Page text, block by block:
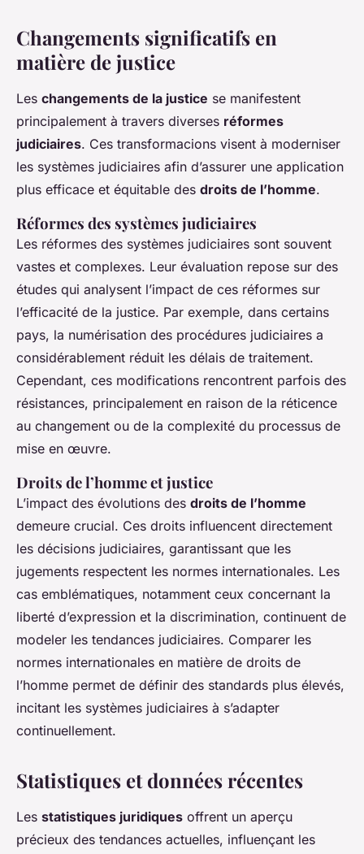
Changements significatifs en
matière de justice
Les changements de la justice se manifestent
principalement à travers diverses réformes
judiciaires. Ces transformacions visent à moderniser
les systèmes judiciaires afin d’assurer une application
plus efficace et équitable des droits de l’homme.
Réformes des systèmes judiciaires
Les réformes des systèmes judiciaires sont souvent
vastes et complexes. Leur évaluation repose sur des
études qui analysent l’impact de ces réformes sur
l’efficacité de la justice. Par exemple, dans certains
pays, la numérisation des procédures judiciaires a
considérablement réduit les délais de traitement.
Cependant, ces modifications rencontrent parfois des
résistances, principalement en raison de la réticence
au changement ou de la complexité du processus de
mise en œuvre.
Droits de l’homme et justice
L’impact des évolutions des droits de l’homme
demeure crucial. Ces droits influencent directement
les décisions judiciaires, garantissant que les
jugements respectent les normes internationales. Les
cas emblématiques, notamment ceux concernant la
liberté d’expression et la discrimination, continuent de
modeler les tendances judiciaires. Comparer les
normes internationales en matière de droits de
l’homme permet de définir des standards plus élevés,
incitant les systèmes judiciaires à s’adapter
continuellement.
Statistiques et données récentes
Les statistiques juridiques offrent un aperçu
précieux des tendances actuelles, influençant les